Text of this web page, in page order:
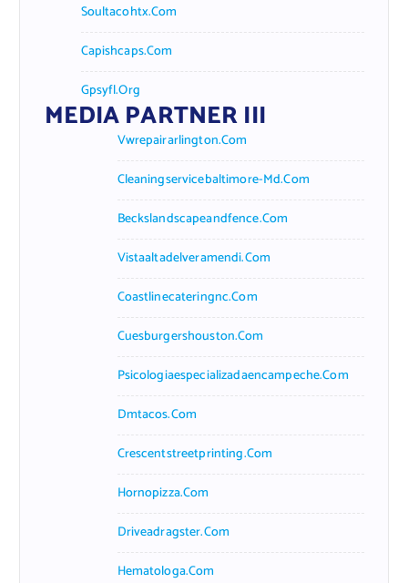
Soultacohtx.com
Capishcaps.com
Gpsyfl.org
MEDIA PARTNER III
Vwrepairarlington.com
Cleaningservicebaltimore-Md.com
Beckslandscapeandfence.com
Vistaaltadelveramendi.com
Coastlinecateringnc.com
Cuesburgershouston.com
Psicologiaespecializadaencampeche.com
Dmtacos.com
Crescentstreetprinting.com
Hornopizza.com
Driveadragster.com
Hematologa.com